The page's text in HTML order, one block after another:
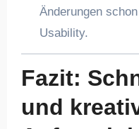
Änderungen
Usability.
Fazit:
und